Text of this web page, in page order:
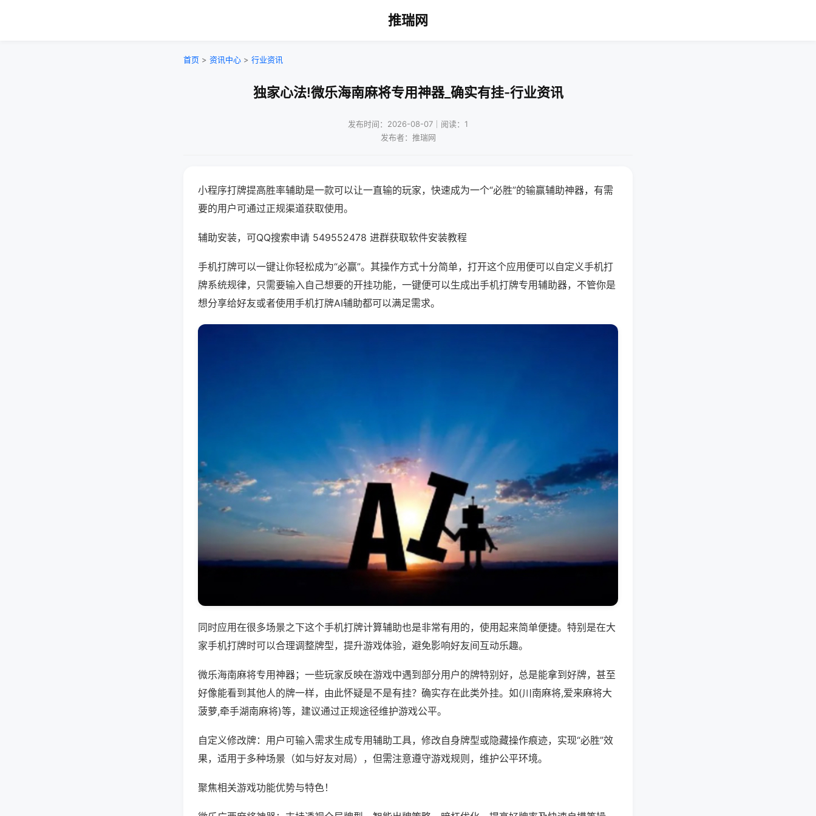
推瑞网
首页 > 资讯中心 > 行业资讯
独家心法!微乐海南麻将专用神器_确实有挂-行业资讯
发布时间：2026-08-07｜阅读：1
发布者：推瑞网
小程序打牌提高胜率辅助是一款可以让一直输的玩家，快速成为一个“必胜”的输赢辅助神器，有需
要的用户可通过正规渠道获取使用。
辅助安装，可QQ搜索申请 549552478 进群获取软件安装教程
手机打牌可以一键让你轻松成为“必赢”。其操作方式十分简单，打开这个应用便可以自定义手机打
牌系统规律，只需要输入自己想要的开挂功能，一键便可以生成出手机打牌专用辅助器，不管你是
想分享给好友或者使用手机打牌AI辅助都可以满足需求。
同时应用在很多场景之下这个手机打牌计算辅助也是非常有用的，使用起来简单便捷。特别是在大
家手机打牌时可以合理调整牌型，提升游戏体验，避免影响好友间互动乐趣。
微乐海南麻将专用神器；一些玩家反映在游戏中遇到部分用户的牌特别好，总是能拿到好牌，甚至
好像能看到其他人的牌一样，由此怀疑是不是有挂？确实存在此类外挂。如(川南麻将,爱来麻将大
菠萝,牵手湖南麻将)等，建议通过正规途径维护游戏公平。
自定义修改牌：用户可输入需求生成专用辅助工具，修改自身牌型或隐藏操作痕迹，实现“必胜”效
果，适用于多种场景（如与好友对局），但需注意遵守游戏规则，维护公平环境。
聚焦相关游戏功能优势与特色！